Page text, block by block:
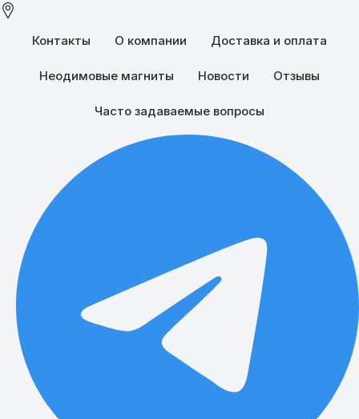
Контакты О компании Доставка и оплата
Неодимовые магниты Новости Отзывы
Часто задаваемые вопросы